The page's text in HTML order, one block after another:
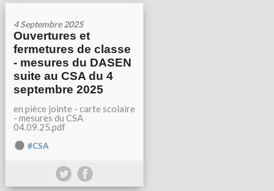
4 Septembre 2025
Ouvertures et
fermetures de classe
- mesures du DASEN
suite au CSA du 4
septembre 2025
en pièce jointe - carte scolaire
- mesures du CSA
04.09.25.pdf
#CSA